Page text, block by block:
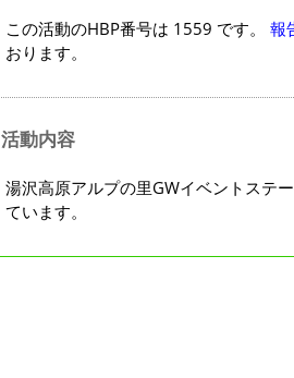
この活動のHBP番号は 1559 です。 報
おります。
活動内容
湯沢高原アルプの里GWイベントステ
ています。